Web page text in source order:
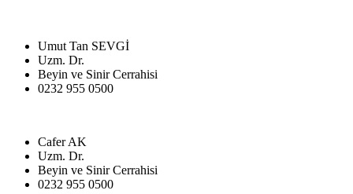
Umut Tan SEVGİ
Uzm. Dr.
Beyin ve Sinir Cerrahisi
0232 955 0500
Cafer AK
Uzm. Dr.
Beyin ve Sinir Cerrahisi
0232 955 0500